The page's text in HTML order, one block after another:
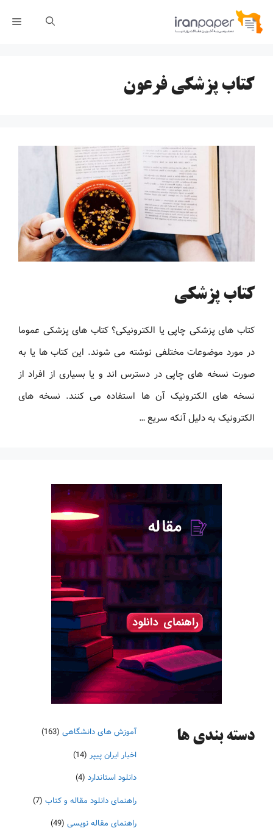
پرش
کتاب پزشکی فرعون
کتاب پزشکی
کتاب های پزشکی چاپی یا الکترونیکی؟ کتاب های پزشکی عموما
در مورد موضوعات مختلفی نوشته می شوند. این کتاب ها یا به
صورت نسخه های چاپی در دسترس اند و یا بسیاری از افراد از
نسخه های الکترونیک آن ها استفاده می کنند. نسخه های
الکترونیک به دلیل آنکه سریع …
دسته‌ بندی ها آموزش های دانشگاهی (163)
اخبار ایران پیپر (14)
دانلود استاندارد (4)
راهنمای دانلود مقاله و کتاب (7)
راهنمای مقاله نویسی (49)